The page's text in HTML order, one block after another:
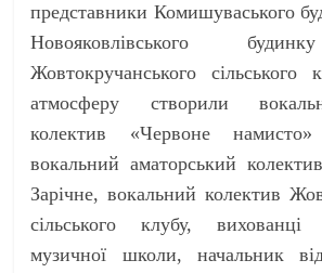
представники Комишуваського
Новояковлівського
Жовтокручанського сільського
атмосферу створили
колектив «Червоне
вокальний аматорський
Зарічне, вокальний колектив
сільського клубу, вихованці
музичної школи, начальник